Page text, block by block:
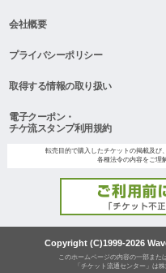
会社概要
プライバシーポリシー
取得する情報の取り扱い
電子クーポン・
チケ流スタンプ利用規約
転売目的で購入したチケットの掲載及び
各種法令の内容をご理
Copyright (C)1999-2026
このホームページの内容の一部また
「チケット流通センター」は